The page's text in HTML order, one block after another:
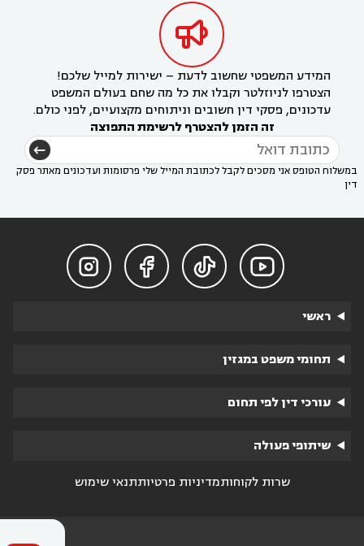

המידע המשפטי שחשוב לדעת – ישירות למייל שלכם!
הצטרפו לניוזלטר וקבלו את כל מה שחם בעולם המשפט
עדכונים, פסקי דין חשובים וניתוחים מקצועיים, לפני כולם.
זה הזמן להצטרף לרשימת התפוצה
במשלוח הטופס אני מסכים לקבל לכתובת המייל שלי פרסומות ועדכונים מאתר פסק
דין




ראשי
תחומי משפט במגזין
עורכי דין לפי תחום
שיתופי פעולה
שרות לקוחותמדיניות פרטיותתנאי שימוש